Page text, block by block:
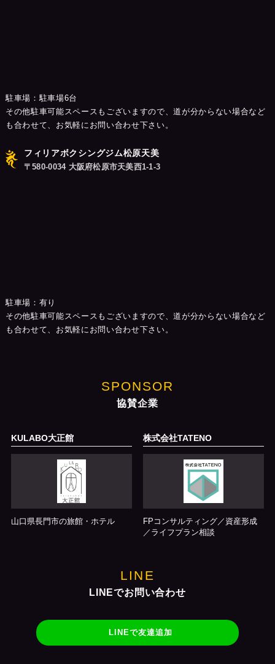
駐車場：駐車場6台
その他駐車可能スペースもございますので、道が分からない場合など
も合わせて、お気軽にお問い合わせ下さい。
フィリアボクシングジム松原天美
〒580-0034 大阪府松原市天美西1-1-3
駐車場：有り
その他駐車可能スペースもございますので、道が分からない場合など
も合わせて、お気軽にお問い合わせ下さい。
SPONSOR
協賛企業
KULABO大正館
山口県長門市の旅館・ホテル
株式会社TATENO
FPコンサルティング／資産形成
／ライフプラン相談
LINE
LINEでお問い合わせ
LINEで友達追加